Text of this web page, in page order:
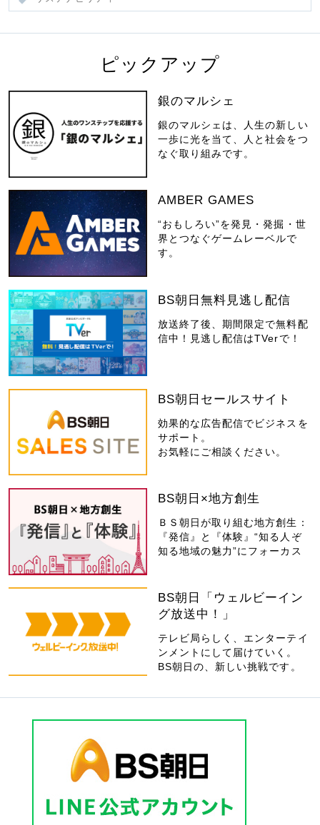
ピックアップ
銀のマルシェ
銀のマルシェは、人生の新しい
一歩に光を当て、人と社会をつ
なぐ取り組みです。
AMBER GAMES
“おもしろい”を発見・発掘・世
界とつなぐゲームレーベルで
す。
BS朝日無料見逃し配信
放送終了後、期間限定で無料配
信中！見逃し配信はTVerで！
BS朝日セールスサイト
効果的な広告配信でビジネスを
サポート。
お気軽にご相談ください。
BS朝日×地方創生
ＢＳ朝日が取り組む地方創生：
『発信』と『体験』“知る人ぞ
知る地域の魅力”にフォーカス
BS朝日「ウェルビーイン
グ放送中！」
テレビ局らしく、エンターテイ
ンメントにして届けていく。
BS朝日の、新しい挑戦です。